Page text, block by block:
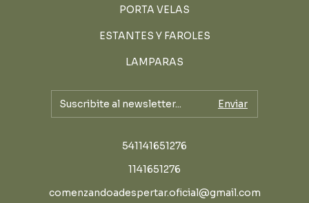
PORTA VELAS
ESTANTES Y FAROLES
LAMPARAS
541141651276
1141651276
comenzandoadespertar.oficial@gmail.com